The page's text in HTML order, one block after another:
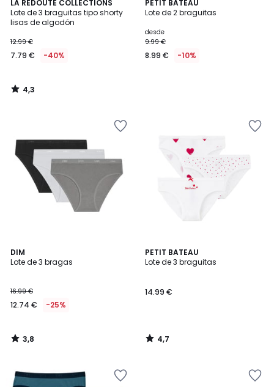
LA REDOUTE COLLECTIONS
Lote de 3 braguitas tipo shorty
lisas de algodón
12.99 €
7.79 € -40%
4,3
/ 5
4,3
/
PETIT BATEAU
Lote de 2 braguitas
desde
9.99 €
8.99 € -10%
DIM
Lote de 3 bragas
16.99 €
12.74 € -25%
3,8
/ 5
3,8
/
PETIT BATEAU
Lote de 3 braguitas
14.99 €
4,7
/ 5
4,7
/